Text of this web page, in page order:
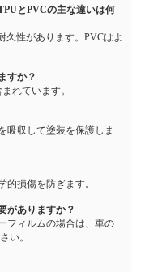
とPVCの主な違いは何
久性があります。PVCはよ
すか？
れています。
吸収して塗装を保護しま
損傷を防ぎます。
がありますか？
フィルムの場合は、車の
い。